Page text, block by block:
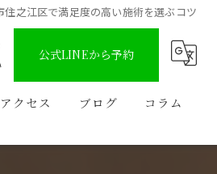
之江区で満足度の高い施術を選ぶコツ
公式LINEから予約
アクセス ブログ コラム